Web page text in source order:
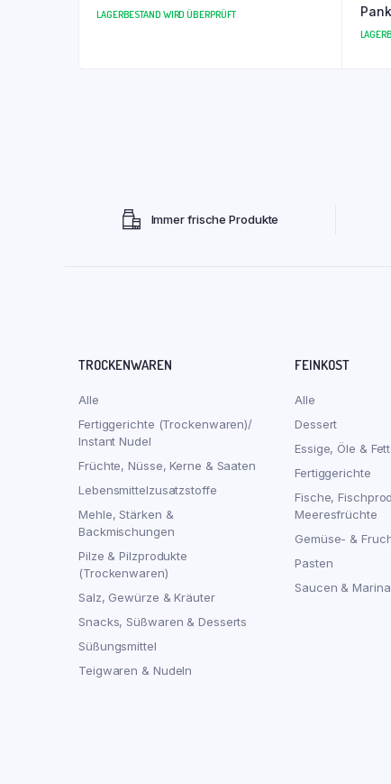
LAGERBESTAND WIRD ÜBERPRÜFT
Immer frische Produkte
TROCKENWAREN
Alle
Fertiggerichte (Trockenwaren)/
Instant Nudel
Früchte, Nüsse, Kerne & Saaten
Lebensmittelzusatzstoffe
Mehle, Stärken &
Backmischungen
Pilze & Pilzprodukte
(Trockenwaren)
Salz, Gewürze & Kräuter
Snacks, Süßwaren & Desserts
Süßungsmittel
Teigwaren & Nudeln
FEINKOST
Alle
Dessert
Essige, Öle &
Fertiggerichte
Fische,
Meeresfrüchte
Gemüse- &
Pasten
Saucen &